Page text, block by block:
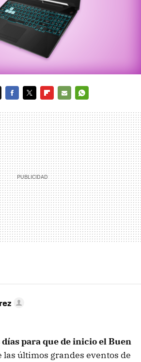
MAIL
días para que de inicio el Buen
las últimos grandes eventos de